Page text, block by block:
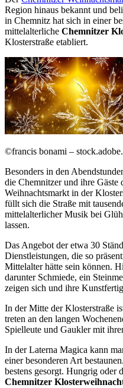
Region hinaus bekannt und
in Chemnitz hat sich in einer
mittelalterliche Chemnitzer
Klosterstraße etabliert.
©francis bonami –
Besonders in den
die Chemnitzer und ihre Gäste
Weihnachtsmarkt in der
füllt sich die Straße mit
mittelalterlicher Musik bei
lassen.
Das Angebot der etwa 30
Dienstleistungen, die so
Mittelalter hätte sein können.
darunter Schmiede, ein
zeigen sich und ihre
In der Mitte der Klosterstraße
treten an den langen
Spielleute und Gaukler mit
In der Laterna Magica kann
einer besonderen Art
bestens gesorgt. Hungrig oder
Chemnitzer